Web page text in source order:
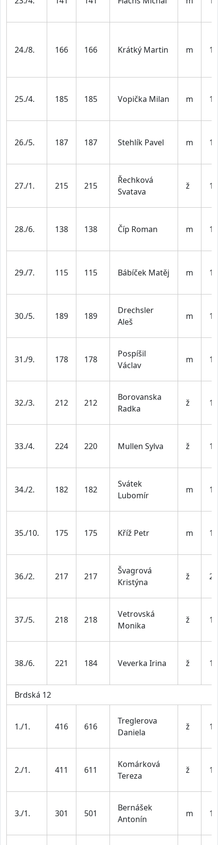
24./8. 166 166 Krátký Martin m
25./4. 185 185 Vopička Milan m
26./5. 187 187 Stehlík Pavel m
27./1. 215 215
Řechková
Svatava
ž
28./6. 138 138 Číp Roman m
29./7. 115 115 Bábíček Matěj m
30./5. 189 189
Drechsler
Aleš
m
31./9. 178 178
Pospíšil
Václav
m
32./3. 212 212
Borovanska
Radka
ž
33./4. 224 220 Mullen Sylva ž
34./2. 182 182
Svátek
Lubomír
m
35./10. 175 175 Kříž Petr m
36./2. 217 217
Švagrová
Kristýna
ž
37./5. 218 218
Vetrovská
Monika
ž
38./6. 221 184 Veverka Irina ž
Brdská 12
1./1. 416 616
Treglerova
Daniela
ž
2./1. 411 611
Komárková
Tereza
ž
3./1. 301 501
Bernášek
Antonín
m